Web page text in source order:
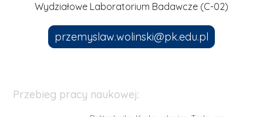
Wydziałowe Laboratorium Badawcze (C-02)
przemyslaw.wolinski@pk.edu.pl
Przebieg pracy naukowej: